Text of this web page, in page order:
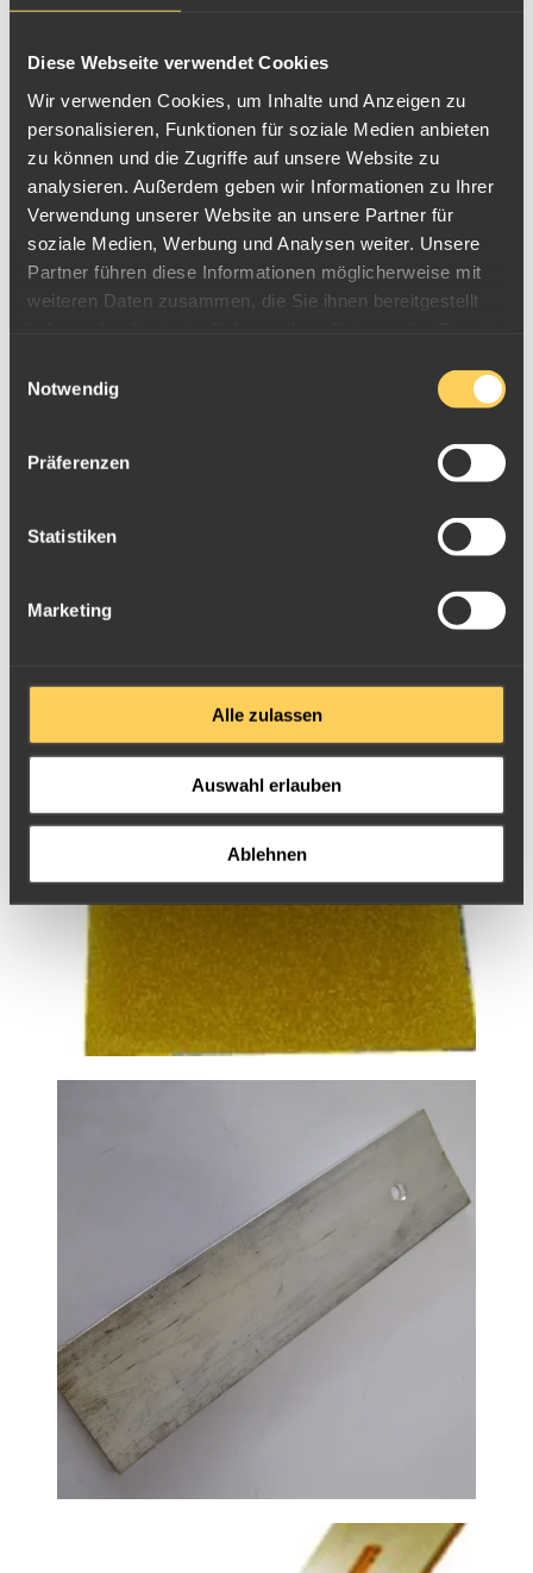
Diese Webseite verwendet Cookies
Wir verwenden Cookies, um Inhalte und Anzeigen zu
personalisieren, Funktionen für soziale Medien anbieten
zu können und die Zugriffe auf unsere Website zu
analysieren. Außerdem geben wir Informationen zu Ihrer
Verwendung unserer Website an unsere Partner für
soziale Medien, Werbung und Analysen weiter. Unsere
Partner führen diese Informationen möglicherweise mit
weiteren Daten zusammen, die Sie ihnen bereitgestellt
Notwendig
Präferenzen
Statistiken
Marketing
Alle zulassen
Auswahl erlauben
Ablehnen